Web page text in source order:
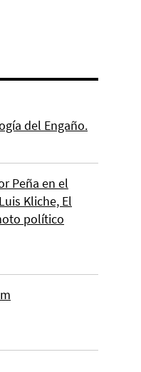
del Engaño.
Peña en el
Kliche, El
político